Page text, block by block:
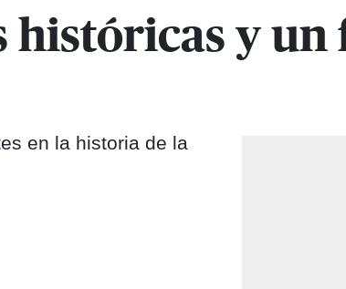
históricas y un
en la historia de la